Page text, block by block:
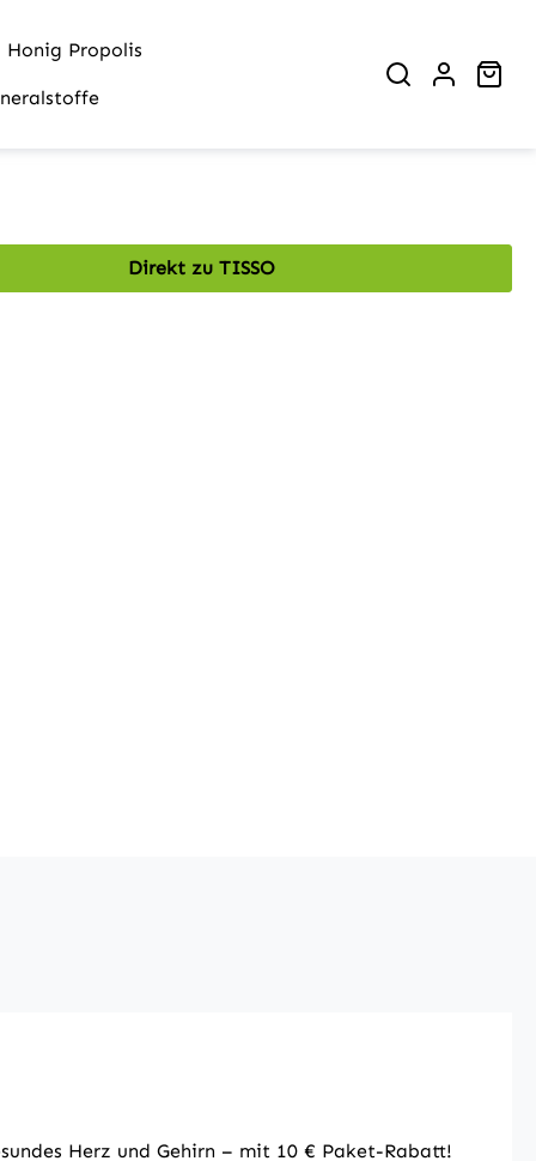
Honig Propolis
Direkt zu TISSO
Herz und Gehirn – mit 10 € Paket-Rabatt!